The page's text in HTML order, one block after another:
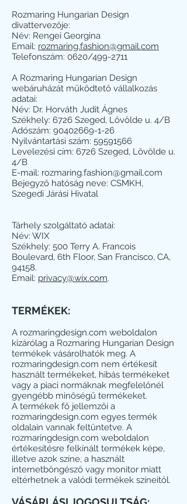
Rozmaring Hungarian Design
divattervezője:
Név: Rengei Georgina
Email: rozmaring.fashion@gmail.com
Telefonszám: 0620/499-2711
A Rozmaring Hungarian Design
webáruházát működtető vállalkozás
adatai:
Név: Dr. Horváth Judit Ágnes
Székhely: 6726 Szeged, Lövölde u. 4/B
Adószám: 90402669-1-26
Nyilvántartási szám: 59591566
Levelezési cím: 6726 Szeged, Lövölde u.
4/B
E-mail: rozmaring.fashion@gmail.com
Bejegyző hatóság neve: CSMKH,
Szegedi Járási Hivatal
Tárhely szolgáltató adatai:
Név: WIX
Székhely: 500 Terry A. Francois
Boulevard, 6th Floor, San Francisco, CA,
94158.
Email: privacy@wix.com.
TERMÉKEK:
A rozmaringdesign.com weboldalon
kizárólag a Rozmaring Hungarian Design
termékek vásárolhatók meg. A
rozmaringdesign.com nem értékesít
használt termékeket, hibás termékeket
vagy a piaci normáknak megfelelőnél
gyengébb minőségű termékeket.
A termékek fő jellemzői a
rozmaringdesign.com egyes termék
oldalain vannak feltüntetve. A
rozmaringdesign.com weboldalon
értékesítésre felkínált termékek képe,
illetve azok színe, a használt
internetböngésző vagy monitor miatt
eltérhetnek a valódi termékek színeitől.